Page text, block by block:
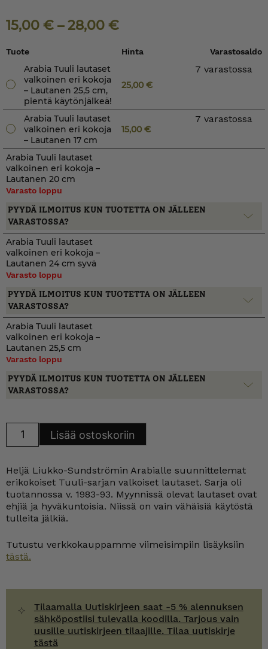
15,00 € –28,00 €
Tuote Hinta Varastosaldo
Arabia Tuuli lautaset
valkoinen eri kokoja
– Lautanen 25,5 cm,
pientä käytönjälkeä!
25,00€
7 varastossa
Arabia Tuuli lautaset
valkoinen eri kokoja
– Lautanen 17 cm
15,00€
7 varastossa
Arabia Tuuli lautaset
valkoinen eri kokoja –
Lautanen 20 cm
Varasto loppu
PYYDÄ ILMOITUS KUN TUOTETTA ON JÄLLEEN
VARASTOSSA?
Arabia Tuuli lautaset
valkoinen eri kokoja –
Lautanen 24 cm syvä
Varasto loppu
PYYDÄ ILMOITUS KUN TUOTETTA ON JÄLLEEN
VARASTOSSA?
Arabia Tuuli lautaset
valkoinen eri kokoja –
Lautanen 25,5 cm
Varasto loppu
PYYDÄ ILMOITUS KUN TUOTETTA ON JÄLLEEN
VARASTOSSA?
kokoja
määrä
Lisää ostoskoriin
Heljä Liukko-Sundströmin Arabialle suunnittelemat
erikokoiset Tuuli-sarjan valkoiset lautaset. Sarja oli
tuotannossa v. 1983-93. Myynnissä olevat lautaset ovat
ehjiä ja hyväkuntoisia. Niissä on vain vähäisiä käytöstä
tulleita jälkiä.
Tutustu verkkokauppamme viimeisimpiin lisäyksiin
tästä.
Tilaamalla Uutiskirjeen saat -5 % alennuksen
sähköpostiisi tulevalla koodilla. Tarjous vain
uusille uutiskirjeen tilaajille. Tilaa uutiskirje
tästä